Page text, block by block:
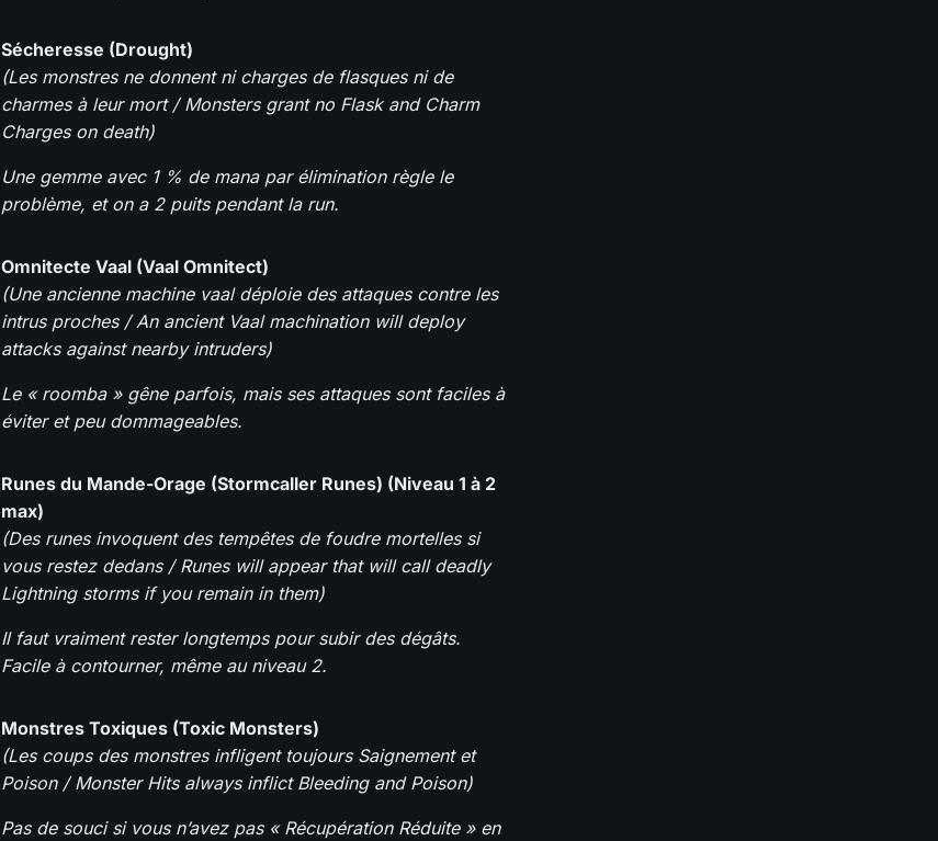
Sécheresse (Drought)
(Les monstres ne donnent ni charges de flasques ni de
charmes à leur mort / Monsters grant no Flask and Charm
Charges on death)
Une gemme avec 1 % de mana par élimination règle le
problème, et on a 2 puits pendant la run.
Omnitecte Vaal (Vaal Omnitect)
(Une ancienne machine vaal déploie des attaques contre les
intrus proches / An ancient Vaal machination will deploy
attacks against nearby intruders)
Le « roomba » gêne parfois, mais ses attaques sont faciles à
éviter et peu dommageables.
Runes du Mande-Orage (Stormcaller Runes) (Niveau 1 à 2
max)
(Des runes invoquent des tempêtes de foudre mortelles si
vous restez dedans / Runes will appear that will call deadly
Lightning storms if you remain in them)
Il faut vraiment rester longtemps pour subir des dégâts.
Facile à contourner, même au niveau 2.
Monstres Toxiques (Toxic Monsters)
(Les coups des monstres infligent toujours Saignement et
Poison / Monster Hits always inflict Bleeding and Poison)
Pas de souci si vous n’avez pas « Récupération Réduite » en